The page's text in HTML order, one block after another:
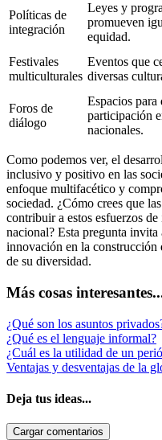
Políticas de
integración
Leyes y
promueven
equidad.
Festivales
multiculturales
Eventos que
diversas
Foros de
diálogo
Espacios
participación
nacionales.
Como podemos ver, el
inclusivo y positivo en las
enfoque multifacético y
sociedad. ¿Cómo crees que
contribuir a estos esfuerzos
nacional? Esta pregunta
innovación en la construcción
de su diversidad.
Más cosas
¿Qué son los asuntos
¿Qué es el lenguaje informal?
¿Cuál es la utilidad de un
Ventajas y desventajas de la
Deja tus ideas...
Cargar comentarios